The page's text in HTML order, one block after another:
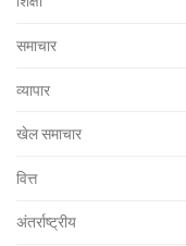
समाचार
व्यापार
खेल समाचार
वित्त
अंतर्राष्ट्रीय